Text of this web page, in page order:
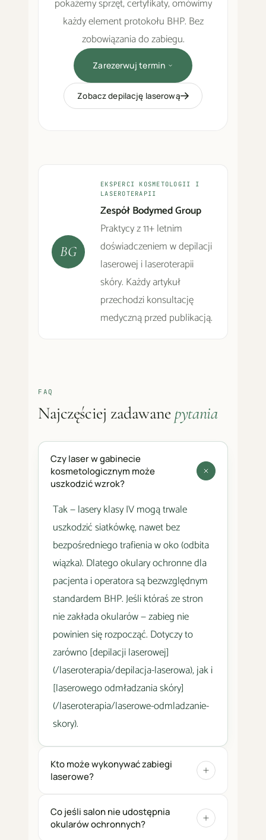
pokażemy sprzęt, certyfikaty, omówimy
każdy element protokołu BHP. Bez
zobowiązania do zabiegu.
Zarezerwuj termin
Zobacz depilację laserową
BG
EKSPERCI KOSMETOLOGII I
LASEROTERAPII
Zespół Bodymed Group
Praktycy z 11+ letnim
doświadczeniem w depilacji
laserowej i laseroterapii
skóry. Każdy artykuł
przechodzi konsultację
medyczną przed publikacją.
FAQ
Najczęściej zadawane pytania
Czy laser w gabinecie
kosmetologicznym może
uszkodzić wzrok?
Tak — lasery klasy IV mogą trwale
uszkodzić siatkówkę, nawet bez
bezpośredniego trafienia w oko (odbita
wiązka). Dlatego okulary ochronne dla
pacjenta i operatora są bezwzględnym
standardem BHP. Jeśli któraś ze stron
nie zakłada okularów — zabieg nie
powinien się rozpocząć. Dotyczy to
zarówno [depilacji laserowej]
(/laseroterapia/depilacja-laserowa), jak i
[laserowego odmładzania skóry]
(/laseroterapia/laserowe-odmladzanie-
skory).
Kto może wykonywać zabiegi
laserowe?
Co jeśli salon nie udostępnia
okularów ochronnych?